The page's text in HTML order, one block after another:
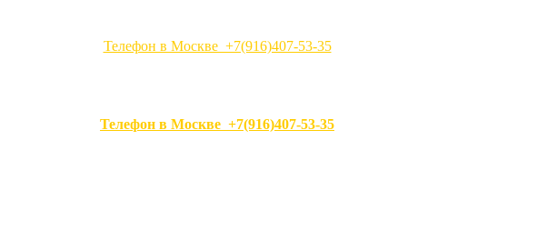
Телефон в Москве +7(916)407-53-35
Телефон в Москве +7(916)407-53-35